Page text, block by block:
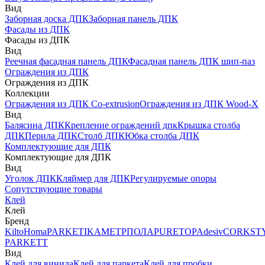
Вид
Заборная доска ДПКЗаборная панель ДПК
Фасады из ДПК
Фасады из ДПК
Вид
Реечная фасадная панель ДПКФасадная панель ДПК шип-паз
Ограждения из ДПК
Ограждения из ДПК
Коллекции
Ограждения из ДПК Co-extrusionОграждения из ДПК Wood-X
Вид
Балясина ДПККрепление ограждений дпкКрышка столба
ДПКПерила ДПКСтолб ДПКЮбка столба ДПК
Комплектующие для ДПК
Комплектующие для ДПК
Вид
Уголок ДПККляймер для ДПКРегулируемые опоры
Сопутствующие товары
Клей
Клей
Бренд
KiltoHomaPARKETIKAМЕТРПОЛАPURETOPAdesiv
PARKETT
Вид